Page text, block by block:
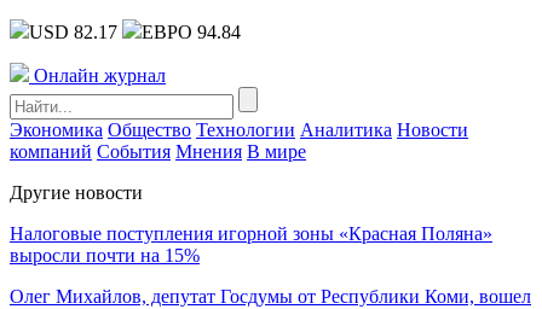
USD 82.17 ЕВРО 94.84
Онлайн журнал
Экономика Общество Технологии Аналитика Новости
компаний События Мнения В мире
Другие новости
Налоговые поступления игорной зоны «Красная Поляна»
выросли почти на 15%
Олег Михайлов, депутат Госдумы от Республики Коми, вошел